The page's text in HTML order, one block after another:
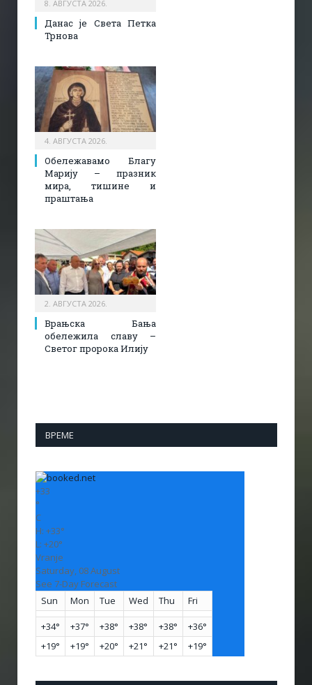
8. АВГУСТА 2026.
Данас је Света Петка
Трнова
4. АВГУСТА 2026.
Обележавамо Благу
Марију – празник
мира, тишине и
праштања
2. АВГУСТА 2026.
Врањска Бања
обележила славу –
Светог пророка Илију
ВРЕМЕ
+33
°
C
H: +33°
L: +20°
Vranje
Saturday, 08 August
See 7-Day Forecast
Sun
Mon Tue Wed Thu Fri
+34° +37° +38° +38° +38° +36°
+19° +19° +20° +21° +21° +19°